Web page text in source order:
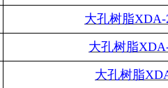
大孔树脂XDA-
大孔树脂
大孔树脂